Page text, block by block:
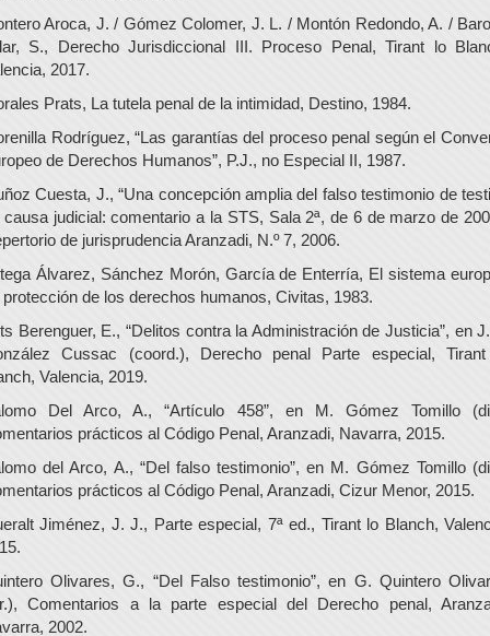
Aroca, J. / Gómez Colomer, J. L. / Montón Redondo, A. /
S., Derecho Jurisdiccional III. Proceso Penal, Tirant lo
2017.
Prats, La tutela penal de la intimidad, Destino, 1984.
Rodríguez, “Las garantías del proceso penal según el
de Derechos Humanos”, P.J., no Especial II, 1987.
Cuesta, J., “Una concepción amplia del falso testimonio de
causa judicial: comentario a la STS, Sala 2ª, de 6 de marzo de
de jurisprudencia Aranzadi, N.º 7, 2006.
Álvarez, Sánchez Morón, García de Enterría, El sistema
protección de los derechos humanos, Civitas, 1983.
Berenguer, E., “Delitos contra la Administración de Justicia”, en
Cussac (coord.), Derecho penal Parte especial,
Valencia, 2019.
Del Arco, A., “Artículo 458”, en M. Gómez Tomillo
prácticos al Código Penal, Aranzadi, Navarra, 2015.
del Arco, A., “Del falso testimonio”, en M. Gómez Tomillo
prácticos al Código Penal, Aranzadi, Cizur Menor, 2015.
Jiménez, J. J., Parte especial, 7ª ed., Tirant lo Blanch,
Olivares, G., “Del Falso testimonio”, en G. Quintero
Comentarios a la parte especial del Derecho penal,
2002.